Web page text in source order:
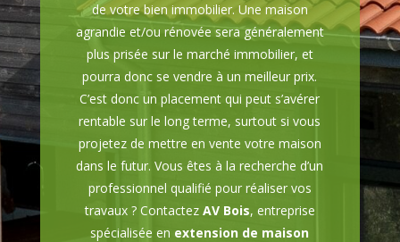
de votre bien immobilier. Une maison
agrandie et/ou rénovée sera généralement
plus prisée sur le marché immobilier, et
pourra donc se vendre à un meilleur prix.
C’est donc un placement qui peut s’avérer
rentable sur le long terme, surtout si vous
projetez de mettre en vente votre maison
dans le futur. Vous êtes à la recherche d’un
professionnel qualifié pour réaliser vos
travaux ? Contactez AV Bois, entreprise
spécialisée en extension de maison